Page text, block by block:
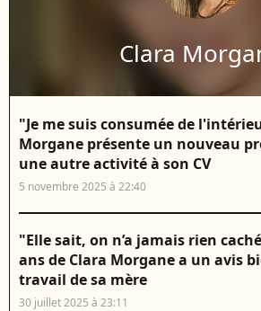
Clara
"Je me suis consumée de
Morgane présente un nouveau
une autre activité à son CV
5 novembre 2025 à 22:40
"Elle sait, on n’a jamais rien
ans de Clara Morgane a un avis
travail de sa mère
30 juillet 2025 à 23:11